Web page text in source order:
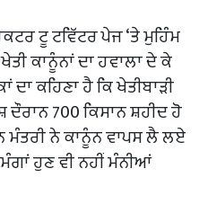
ਟੂ ਟਵਿੱਟਰ ਪੇਜ ‘ਤੇ ਮੁਹਿੰਮ
ਕਾਨੂੰਨਾਂ ਦਾ ਹਵਾਲਾ ਦੇ ਕੇ
ਕਹਿਣਾ ਹੈ ਕਿ ਖੇਤੀਬਾੜੀ
700 ਕਿਸਾਨ ਸ਼ਹੀਦ ਹੋ
ਮੰਤਰੀ ਨੇ ਕਾਨੂੰਨ ਵਾਪਸ ਲੈ ਲਏ
ਹੁਣ ਵੀ ਨਹੀਂ ਮੰਨੀਆਂ